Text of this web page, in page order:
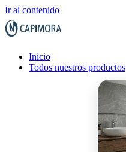
Ir al contenido
Inicio
Todos nuestros productos